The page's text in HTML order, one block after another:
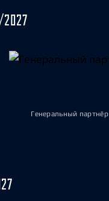
Генеральный партнёр